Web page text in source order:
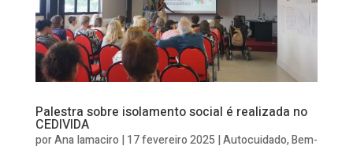
Palestra sobre isolamento social é realizada no
CEDIVIDA
porAna Iamaciro |17 fevereiro 2025 |Autocuidado,Bem-